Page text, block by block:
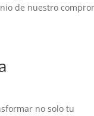
de nuestro
no solo tu